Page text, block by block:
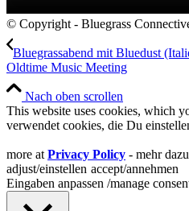
© Copyright - Bluegrass
Bluegrassabend mit Bluedust
Oldtime Music Meeting
Nach oben scrollen
This website uses cookies, which
verwendet cookies, die Du
more at Privacy Policy - mehr
adjust/einstellen accept/annehmen
Eingaben anpassen /manage